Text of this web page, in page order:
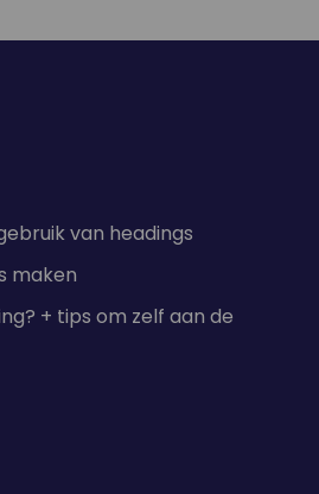
van headings
maken
+ tips om zelf aan de